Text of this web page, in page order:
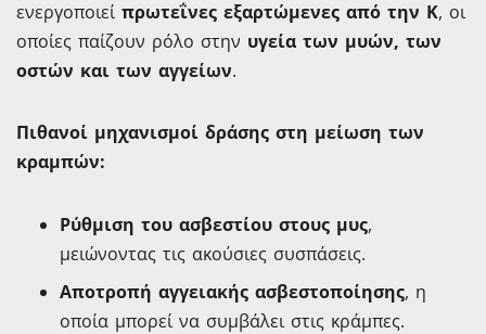
ενεργοποιεί πρωτεΐνες εξαρτώμενες από την K, οι
οποίες παίζουν ρόλο στην υγεία των μυών, των
οστών και των αγγείων.
Πιθανοί μηχανισμοί δράσης στη μείωση των
κραμπών:
Ρύθμιση του ασβεστίου στους μυς,
μειώνοντας τις ακούσιες συσπάσεις.
Αποτροπή αγγειακής ασβεστοποίησης, η
οποία μπορεί να συμβάλει στις κράμπες.